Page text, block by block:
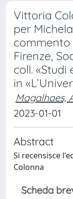
Vittoria
per
commento
Firenze,
coll. «Studi
in
Magalhaes,
2023-01-01
Abstract
Si recensisce
Colonna
Scheda